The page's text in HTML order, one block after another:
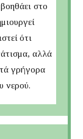
στο
ότι
αλλά
γρήγορα
νερού.